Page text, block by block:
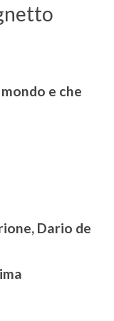
e che
Dario de